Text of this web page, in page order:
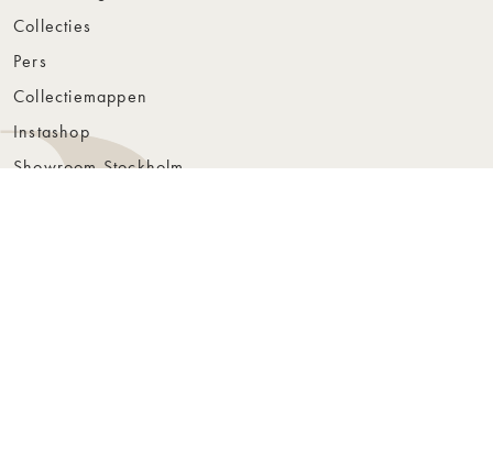
Collecties
Pers
Collectiemappen
Instashop
Showroom Stockholm